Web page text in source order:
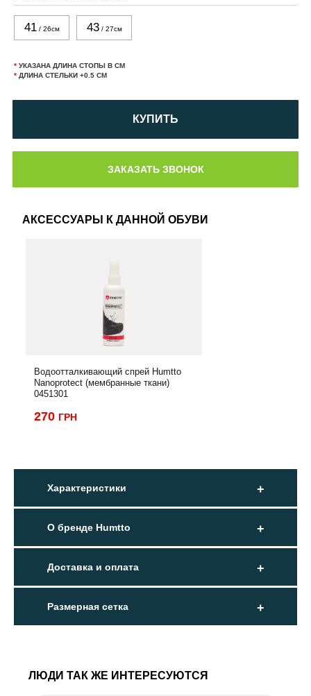
41/ 26см 43/ 27см
* УКАЗАНА ДЛИНА СТОПЫ В СМ
* ДЛИНА СТЕЛЬКИ +0.5 СМ
КУПИТЬ
АКСЕССУАРЫ К ДАННОЙ ОБУВИ
Водоотталкивающий спрей Humtto
Nanoprotect (мембранные ткани)
0451301
270 ГРН
Характеристики
О бренде Humtto
Доставка и оплата
Размерная сетка
ЛЮДИ ТАК ЖЕ ИНТЕРЕСУЮТСЯ